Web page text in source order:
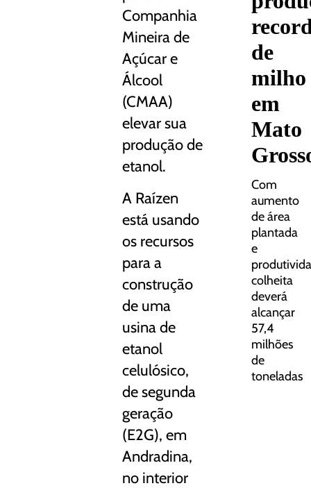
Companhia
Mineira de
Açúcar e
Álcool
(CMAA)
elevar sua
produção de
etanol.
A Raízen
está usando
os recursos
para a
construção
de uma
usina de
etanol
celulósico,
de segunda
geração
(E2G), em
Andradina,
no interior
de
milho
em
Mato
Com
aumento
de área
plantada
e
colheita
deverá
alcançar
57,4
milhões
de
toneladas